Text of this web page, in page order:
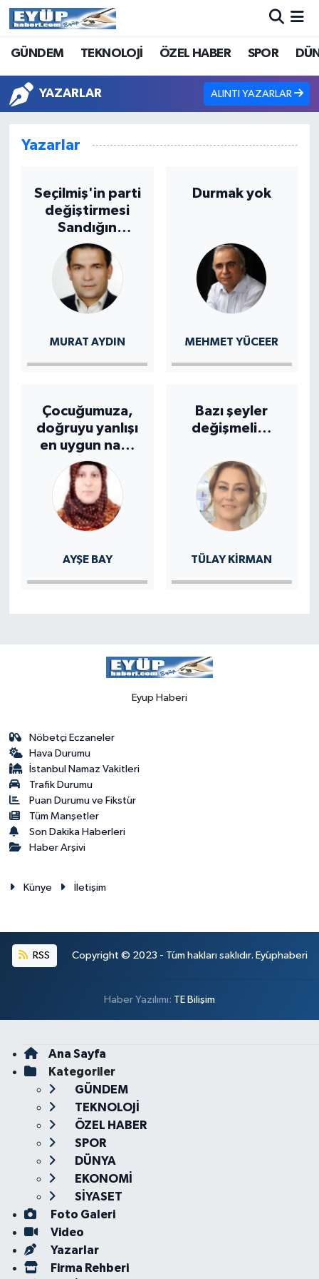
GÜNDEM TEKNOLOJİ ÖZEL HABER SPOR
YAZARLAR ALINTI YAZARLAR
Yazarlar
Seçilmiş'in parti
değiştirmesi
Sandığın
Emanetine
İhanet!
MURAT AYDIN
Durmak yok
MEHMET YÜCEER
Çocuğumuza,
doğruyu yanlışı
en uygun nasıl
öğretebiliriz?
AYŞE BAY
Bazı şeyler
değişmeli…
TÜLAY KİRMAN
Eyup Haberi
Nöbetçi Eczaneler
Hava Durumu
İstanbul Namaz Vakitleri
Trafik Durumu
Puan Durumu ve Fikstür
Tüm Manşetler
Son Dakika Haberleri
Haber Arşivi
Künye İletişim
RSS Copyright © 2023 - Tüm hakları saklıdır. Eyüphaberi
Haber Yazılımı: TE Bilişim
Ana Sayfa
Kategoriler
GÜNDEM
TEKNOLOJİ
ÖZEL HABER
SPOR
DÜNYA
EKONOMİ
SİYASET
Foto Galeri
Video
Yazarlar
Firma Rehberi